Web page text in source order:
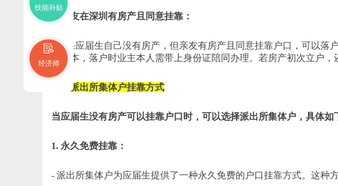
2. 亲友在深圳有房产且同意挂靠：
- 如果应届生自己没有房产，但亲友有房产且同意挂靠户口，可以落
户口本，落户时业主本人需带上身份证陪同办理。若房产初次立户，
二、派出所集体户挂靠方式
当应届生没有房产可以挂靠户口时，可以选择派出所集体户，具体如
1. 永久免费挂靠：
- 派出所集体户为应届生提供了一种永久免费的户口挂靠方式。这种
技能补贴
经济师